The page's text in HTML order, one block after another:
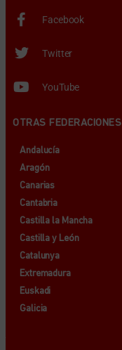
Facebook
Twitter
YouTube
OTRAS FEDERACIONES
Andalucía
Aragón
Canarias
Cantabria
Castilla la Mancha
Castilla y León
Catalunya
Extremadura
Euskadi
Galicia